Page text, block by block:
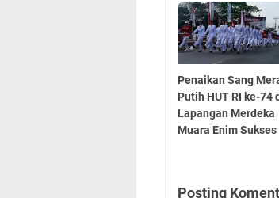
Penaikan Sang
Putih HUT RI ke-74
Lapangan Merdeka
Muara Enim Sukses
Posting